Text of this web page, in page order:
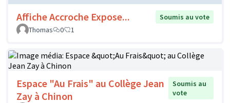
Affiche Accroche Expose...
Soumis au vote
Thomas
0 1
Espace "Au Frais" au Collège Jean
Zay à Chinon
Soumis au
vote